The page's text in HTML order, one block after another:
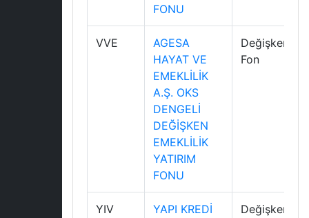
FONU
VVE
AGESA
HAYAT VE
EMEKLİLİK
A.Ş. OKS
DENGELİ
DEĞİŞKEN
EMEKLİLİK
YATIRIM
FONU
Değişken
Fon
YIV
YAPI KREDİ
Değişken